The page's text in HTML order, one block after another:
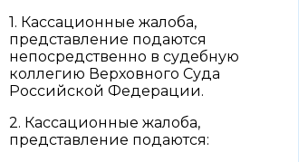
1. Кассационные жалоба,
представление подаются
непосредственно в судебную
коллегию Верховного Суда
Российской Федерации.
2. Кассационные жалоба,
представление подаются: